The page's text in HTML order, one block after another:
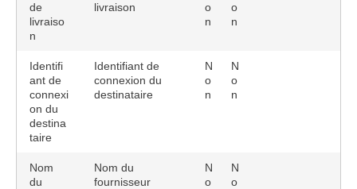
de
livraiso
n
livraison
o
n
o
n
Identifi
ant de
connexi
on du
destina
taire
Identifiant de
connexion du
destinataire
N
o
n
N
o
n
Nom
du
Nom du
fournisseur
N
o
N
o